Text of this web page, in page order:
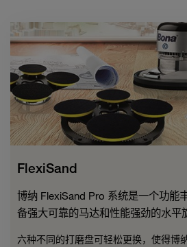
FlexiSand
博纳 FlexiSand Pro 系统是一个功能
备强大可靠的马达和性能强劲的水平
六种不同的打磨盘可轻松更换，使得博